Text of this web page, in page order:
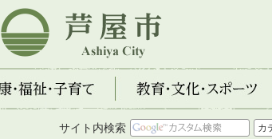
芦屋市
祉・子育て 教育・文化・スポーツ
サイト内検索